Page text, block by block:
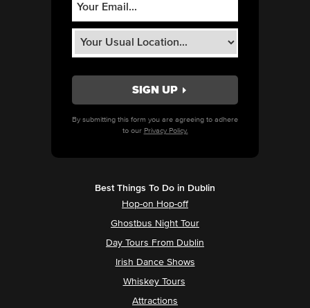
By submitting this form you are agreeing to adhere
to our Privacy Policy.
Best Things To Do in Dublin
Hop-on Hop-off
Ghostbus Night Tour
Day Tours From Dublin
Irish Dance Shows
Whiskey Tours
Attractions